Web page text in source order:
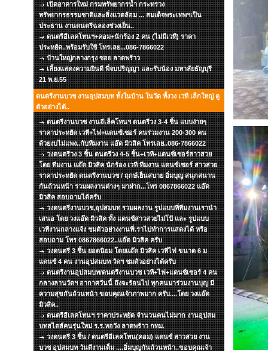
เปิดอาคารใหม่ กรมทรัพยากรน้ำ กระทรวง
ทรัพยากรธรรมชาติและสิ่งแวดล้อม ... สมเด็จพระเทพฯเป็น
ประธาน งานดนตรีฉลองช่วงเย็น..
ดนตรีอีเลคโทนฯ+คอม+นักร้อง 2 คน (ไม่มีเวที) ราคา
ประหยัด..พร้อมรับใช้ โทรเลย...086-7866022
บ้านใหญ่กลางกรุง ซอย ลาดพร้าว
เลี้ยงแสดงความยินดี พี่จบปริญญา และรับน้อง มหาลัยธัญบุรี
21 พ.ย.55
ดนตรีงานบวช งานอุปสมบท ทั้งในบ้าน ในวัด ทั้งวง เวที เล็กใหญ่ ดู
ตัวอย่างได้..
ดนตรีงานบวช งานอีเล็คโทนฯ ดนตรีวง 3-4 ชิ้น แบบง่ายๆ
ราคาประหยัด เวที+ไฟ+แดนซ์เซอร์ คนร่วมงาน 200-300 คน
ด้วยงบไม่แพง..กับทีมงาน แอ๊ด มิวสิค โทรเลย..086-7866022
วงดนตรีวง 3 ชิ้น ดนตรีวง 4-5 ชิ้น+เวที+แดนซ์เซอร์สาวสวย
โดย ทีมงาน แอ๊ด มิวสิค นักร้อง เวที ทีมงาน แดนซ์เซอร์ สาวสวย
ราคาประหยัด ดนตรีงานบวช / ฤกษ์เย็นสบาย อิ่มบุญ สนุกสนาน
กันถ้วนหน้า รวมผลงานต่างๆ มาฝาก...โทร 0867866022 แอ๊ด
มิวสิค สอบถามได้ครับ
วงดนตรีงานบวช,อุปสมบท รวมผลงาน รูปแบบที่ทีมงานเรานำ
เสนอ โดย วงแอ๊ด มิวสิค ทั้ง แดนซ์สาวสวยไม่โป้ และ รูปแบบ
เวทีงานกลางแจ้ง ชมตัวอย่างงานที่เราไปทำการแสดงได้ หรือ
สอบถาม โทร 0867866022..แอ๊ด มิวสิค ครับ
วงดนตรี 3 ชิ้น ยอดนิยม โดยแอ๊ด มิวสิค เวทีไฟ ขนาด 6 ม
แดนซ์ 4 คน งานอุปสมบท วัดฯ ชมตัวอย่างได้ครับ
ดนตรีงานอุปสมบท/ดนตรีงานบวช เวที+ไฟ+แดนซ์เซอร์ 4 คน
กลางลานวัดฯ อากาศวันนี้ ถึงจะร้อนไป ทุกคนมาร่วมงานบุญ มี
ความสุขกันถ้วนหน้า ขอบคุณเจ้าภาพมาก ครับ....โดย วงแอ๊ด
มิวสิค..
ดนตรีอีเลคโทนฯ ราคาประหยัด จำนวนคนไม่มาก งานอุปสม
บทสไตส์คนรุ่นใหม่ ร.ร.หอวัง ลาดพร้าว กทม.
วงดนตรี 3 ชิ้น / ดนตรีอีเลคโทน(คอม) แดนซ์ สาวสวย งาน
บวช อุปสมบท วันดีงานเต็ม ....อิ่มบุญกันถ้วนหน้า..ขอบคุณเจ้า